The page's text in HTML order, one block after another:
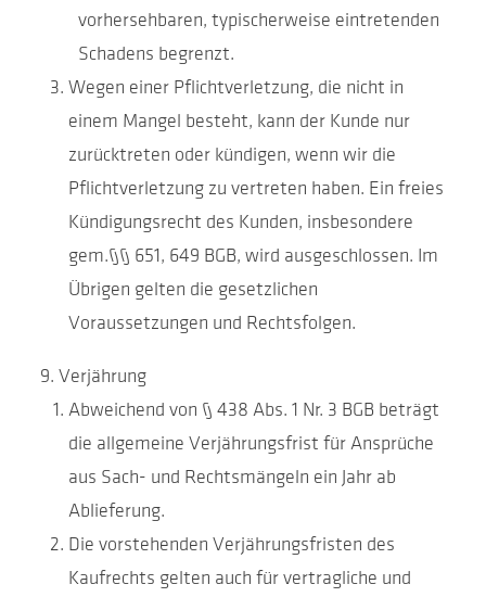
vorhersehbaren, typischerweise eintretenden
Schadens begrenzt.
Wegen einer Pflichtverletzung, die nicht in
einem Mangel besteht, kann der Kunde nur
zurücktreten oder kündigen, wenn wir die
Pflichtverletzung zu vertreten haben. Ein freies
Kündigungsrecht des Kunden, insbesondere
gem.§§ 651, 649 BGB, wird ausgeschlossen. Im
Übrigen gelten die gesetzlichen
Voraussetzungen und Rechtsfolgen.
Verjährung
Abweichend von § 438 Abs. 1 Nr. 3 BGB beträgt
die allgemeine Verjährungsfrist für Ansprüche
aus Sach- und Rechtsmängeln ein Jahr ab
Ablieferung.
Die vorstehenden Verjährungsfristen des
Kaufrechts gelten auch für vertragliche und